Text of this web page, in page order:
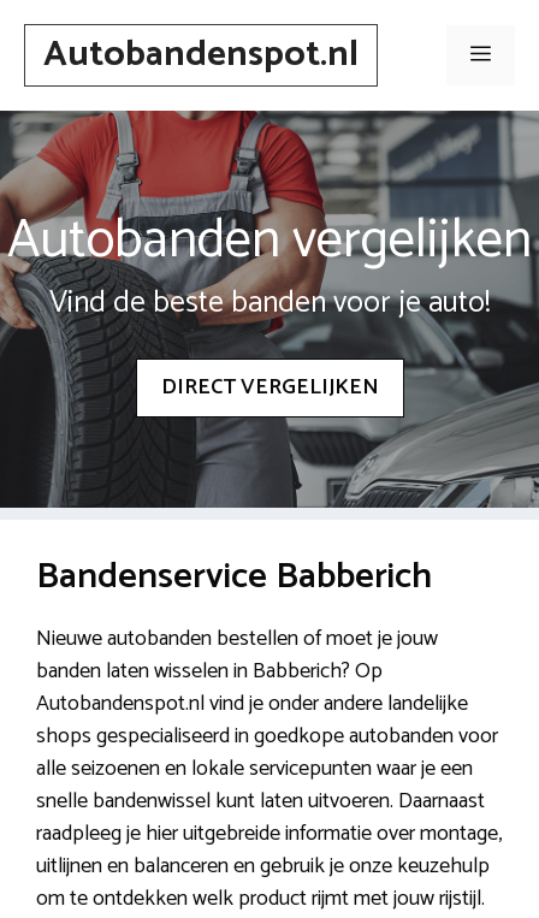
Spring
inhoudAutobandenspot.nl Menu
Autobanden vergelijken
Vind de beste banden voor je auto!
DIRECT VERGELIJKEN
Bandenservice Babberich
Nieuwe autobanden bestellen of moet je jouw
banden laten wisselen in Babberich? Op
Autobandenspot.nl vind je onder andere landelijke
shops gespecialiseerd in goedkope autobanden voor
alle seizoenen en lokale servicepunten waar je een
snelle bandenwissel kunt laten uitvoeren. Daarnaast
raadpleeg je hier uitgebreide informatie over montage,
uitlijnen en balanceren en gebruik je onze keuzehulp
om te ontdekken welk product rijmt met jouw rijstijl.